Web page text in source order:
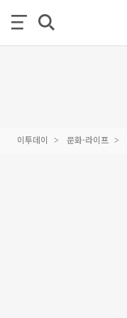
이투데이 문화·라이프